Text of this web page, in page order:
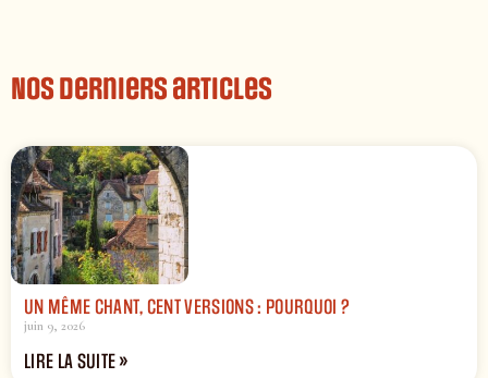
Nos derniers articles
UN MÊME CHANT, CENT VERSIONS : POURQUOI ?
juin 9, 2026
LIRE LA SUITE »